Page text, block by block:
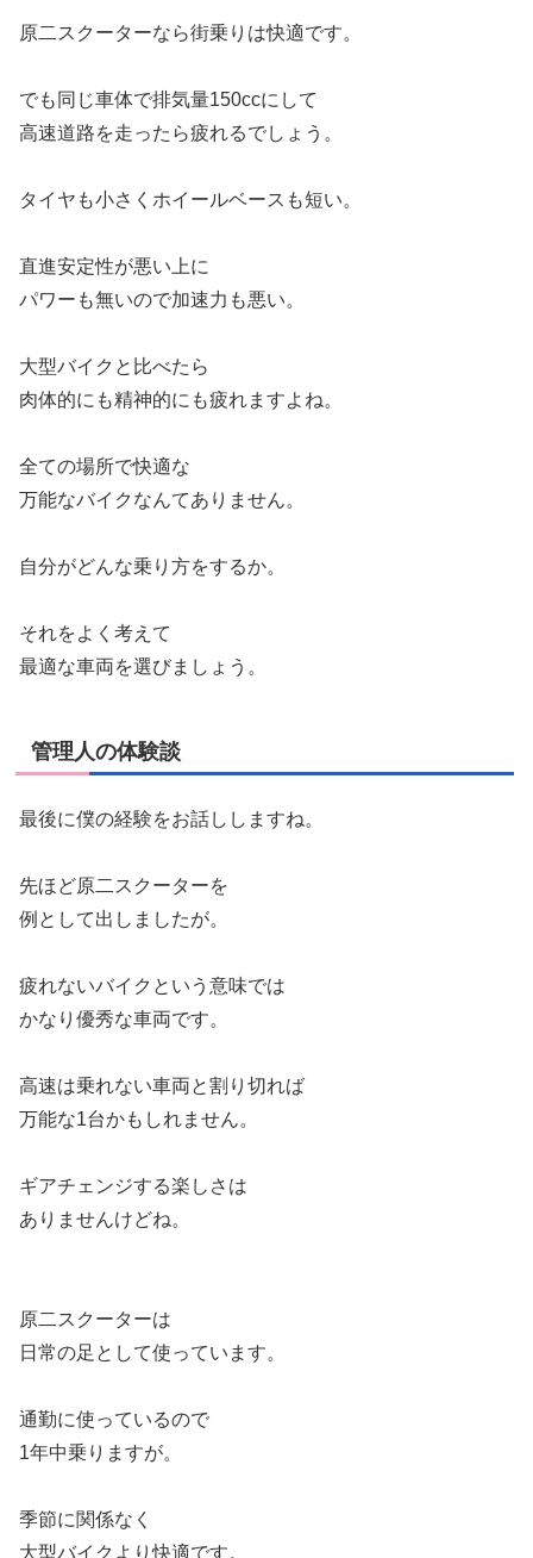
原二スクーターなら街乗りは快適です。
でも同じ車体で排気量150ccにして
高速道路を走ったら疲れるでしょう。
タイヤも小さくホイールベースも短い。
直進安定性が悪い上に
パワーも無いので加速力も悪い。
大型バイクと比べたら
肉体的にも精神的にも疲れますよね。
全ての場所で快適な
万能なバイクなんてありません。
自分がどんな乗り方をするか。
それをよく考えて
最適な車両を選びましょう。
管理人の体験談
最後に僕の経験をお話ししますね。
先ほど原二スクーターを
例として出しましたが。
疲れないバイクという意味では
かなり優秀な車両です。
高速は乗れない車両と割り切れば
万能な1台かもしれません。
ギアチェンジする楽しさは
ありませんけどね。
原二スクーターは
日常の足として使っています。
通勤に使っているので
1年中乗りますが。
季節に関係なく
大型バイクより快適です。